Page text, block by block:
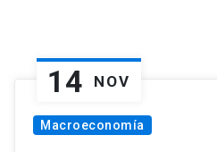
14 NOV
Macroeconomía